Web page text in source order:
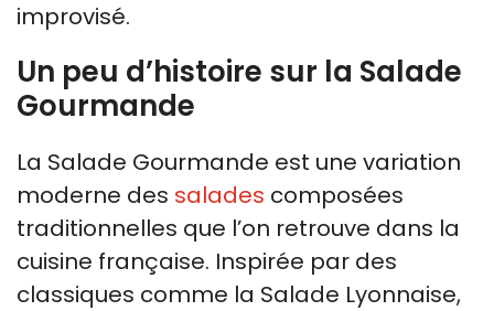
improvisé.
Un peu d’histoire sur la Salade
Gourmande
La Salade Gourmande est une variation
moderne des salades composées
traditionnelles que l’on retrouve dans la
cuisine française. Inspirée par des
classiques comme la Salade Lyonnaise,